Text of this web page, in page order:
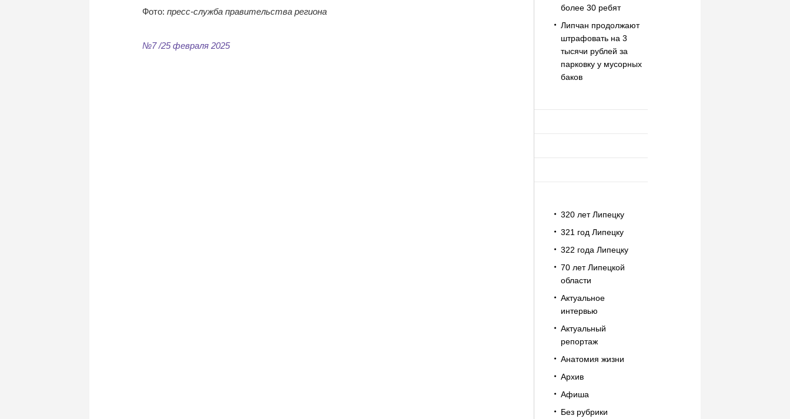
Фото: пресс-служба правительства региона
№7 /25 февраля 2025
более 30 ребят
Липчан продолжают
штрафовать на 3
тысячи рублей за
парковку у мусорных
баков
320 лет Липецку
321 год Липецку
322 года Липецку
70 лет Липецкой
области
Актуальное
интервью
Актуальный
репортаж
Анатомия жизни
Архив
Афиша
Без рубрики